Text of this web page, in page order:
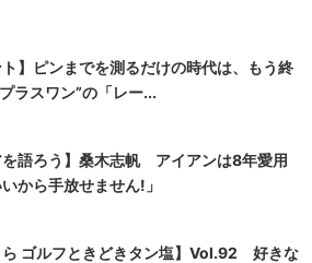
ト】ピンまでを測るだけの時代は、もう終
ラスワン”の「レー...
を語ろう】桑木志帆 アイアンは8年愛用
いから手放せません!」
ら ゴルフときどきタン塩】Vol.92 好きな